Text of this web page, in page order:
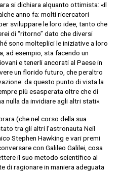
si dichiara alquanto ottimista: «Il
anno fa: molti ricercatori
sviluppare le loro idee, tanto che
di “ritorno” dato che diversi
sono molteplici le iniziative a loro
ad esempio, sta facendo un
e tenerli ancorati al Paese in
un florido futuro, che peraltro
da questo punto di vista la
più esasperata oltre che di
nulla da invidiare agli altri stati».
(che nel corso della sua
tra gli altri l’astronauta Neil
Stephen Hawking e vari premi
con Galileo Galilei, cosa
il suo metodo scientifico al
di ragionare in maniera adeguata